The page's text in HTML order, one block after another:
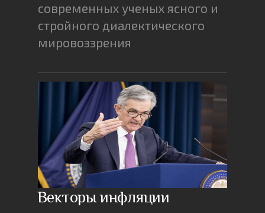
современных ученых ясного и
стройного диалектического
мировоззрения
Векторы инфляции